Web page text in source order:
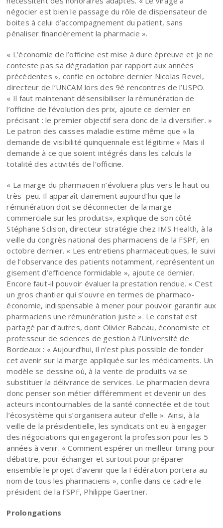
négocier est bien le passage du rôle de dispensateur de
boites à celui d’accompagnement du patient, sans
pénaliser financièrement la pharmacie ».
« L’économie de l’officine est mise à dure épreuve et je ne
conteste pas sa dégradation par rapport aux années
précédentes », confie en octobre dernier Nicolas Revel,
directeur de l’UNCAM lors des 9è rencontres de l’USPO.
« Il faut maintenant désensibiliser la rémunération de
l’officine de l’évolution des prix, ajoute ce dernier en
précisant : le premier objectif sera donc de la diversifier. »
Le patron des caisses maladie estime même que « la
demande de visibilité quinquennale est légitime » Mais il
demande à ce que soient intégrés dans les calculs la
totalité des activités de l’officine.
« La marge du pharmacien n’évoluera plus vers le haut ou
très peu. Il apparaît clairement aujourd’hui que la
rémunération doit se déconnecter de la marge
commerciale sur les produits», explique de son côté
Stéphane Sclison, directeur stratégie chez IMS Health, à la
veille du congrès national des pharmaciens de la FSPF, en
octobre dernier. « Les entretiens pharmaceutiques, le suivi
de l’observance des patients notamment, représentent un
gisement d’efficience formidable », ajoute ce dernier.
Encore faut-il pouvoir évaluer la prestation rendue. « C’est
un gros chantier qui s’ouvre en termes de pharmaco-
économie, indispensable à mener pour pouvoir garantir aux
pharmaciens une rémunération juste ». Le constat est
partagé par d’autres, dont Olivier Babeau, économiste et
professeur de sciences de gestion à l’Université de
Bordeaux : « Aujourd’hui, il n’est plus possible de fonder
cet avenir sur la marge appliquée sur les médicaments. Un
modèle se dessine où, à la vente de produits va se
substituer la délivrance de services. Le pharmacien devra
donc penser son métier différemment et devenir un des
acteurs incontournables de la santé connectée et de tout
l’écosystème qui s’organisera auteur d’elle ». Ainsi, à la
veille de la présidentielle, les syndicats ont eu à engager
des négociations qui engageront la profession pour les 5
années à venir. « Comment espérer un meilleur timing pour
débattre, pour échanger et surtout pour préparer
ensemble le projet d’avenir que la Fédération portera au
nom de tous les pharmaciens », confie dans ce cadre le
président de la FSPF, Philippe Gaertner.
Prolongations